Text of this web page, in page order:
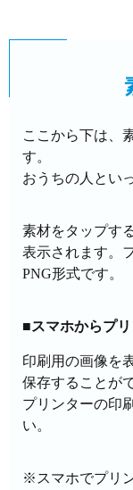
ここから下は、
す。
おうちの人とい
素材をタップす
表示されます。
PNG形式です。
■スマホからプ
印刷用の画像を
保存することが
プリンターの印
い。
※スマホでプリ